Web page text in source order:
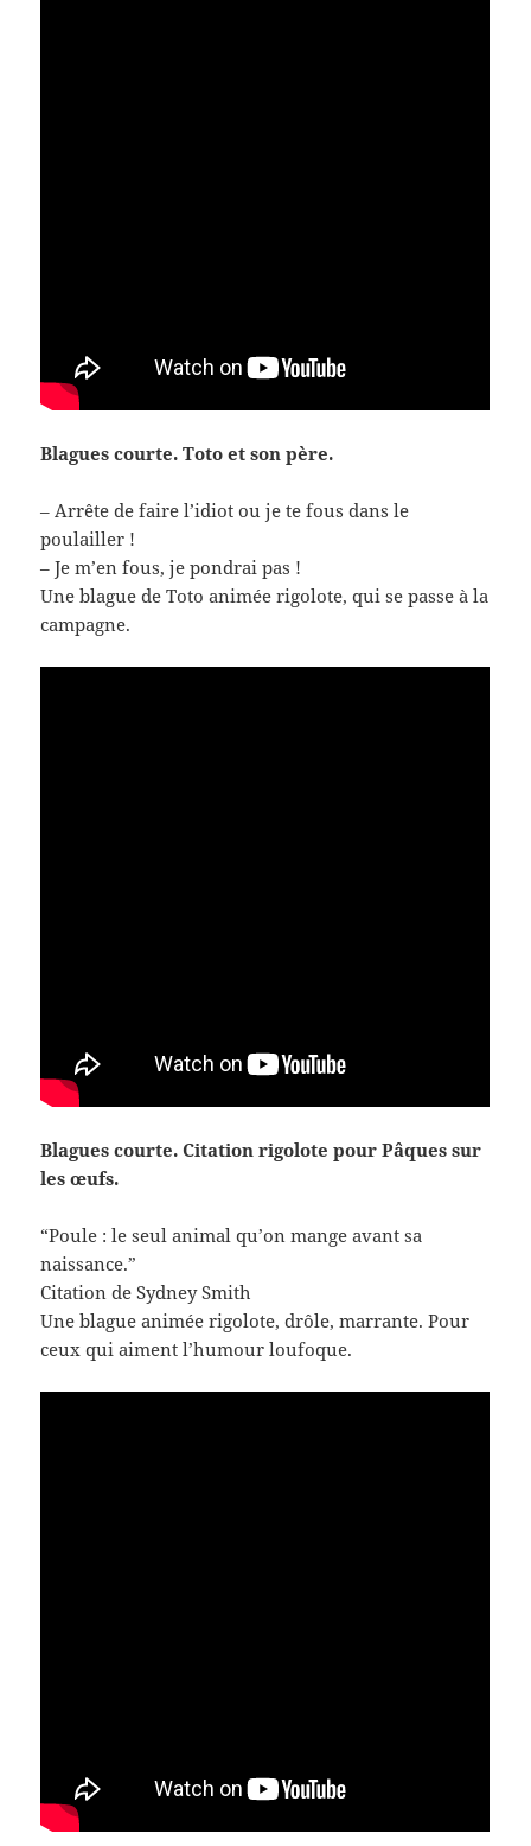
Blagues courte. Toto et son père.
– Arrête de faire l’idiot ou je te fous dans le
poulailler !
– Je m’en fous, je pondrai pas !
Une blague de Toto animée rigolote, qui se passe à la
campagne.
Blagues courte. Citation rigolote pour Pâques sur
les œufs.
“Poule : le seul animal qu’on mange avant sa
naissance.”
Citation de Sydney Smith
Une blague animée rigolote, drôle, marrante. Pour
ceux qui aiment l’humour loufoque.